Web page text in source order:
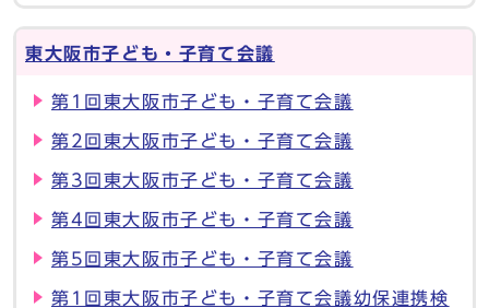
東大阪市子ども・子育て会議
第1回東大阪市子ども・子育て会議
第2回東大阪市子ども・子育て会議
第3回東大阪市子ども・子育て会議
第4回東大阪市子ども・子育て会議
第5回東大阪市子ども・子育て会議
第1回東大阪市子ども・子育て会議幼保連携検